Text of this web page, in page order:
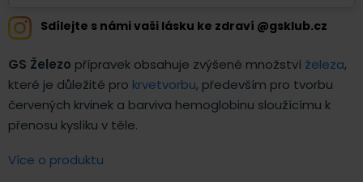
Sdílejte s námi vaši lásku ke zdraví @gsklub.cz
GS Železo přípravek obsahuje zvýšené množství železa,
které je důležité pro krvetvorbu, především pro tvorbu
červených krvinek a barviva hemoglobinu sloužícímu k
přenosu kyslíku v těle.
Více o produktu